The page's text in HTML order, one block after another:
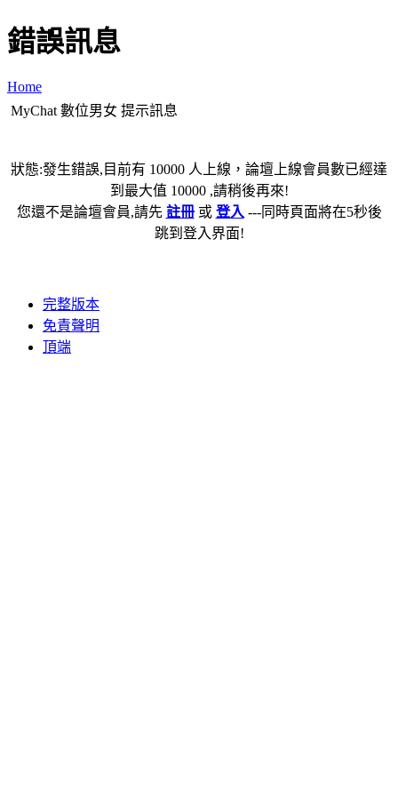
錯誤訊息
Home
MyChat 數位男女 提示訊息
狀態:發生錯誤,目前有 10000 人上線，論壇上線會員數已經達
到最大值 10000 ,請稍後再來!
您還不是論壇會員,請先 註冊或 登入 ---同時頁面將在5秒後
跳到登入界面!
完整版本
免責聲明
頂端